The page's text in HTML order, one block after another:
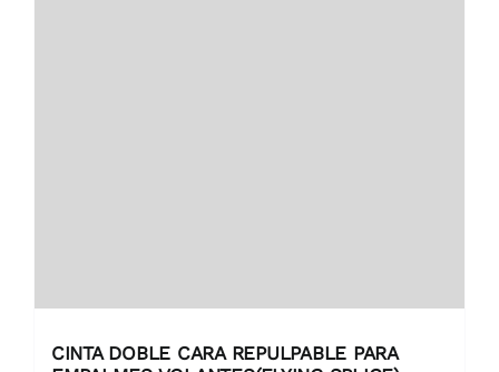
CINTA DOBLE CARA REPULPABLE PARA